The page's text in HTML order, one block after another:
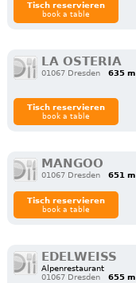
Tisch reservieren
book a table
LA OSTERIA
01067 Dresden
635 m
Tisch reservieren
book a table
MANGOO
01067 Dresden 651 m
Tisch reservieren
book a table
EDELWEISS
Alpenrestaurant
01067 Dresden
655 m